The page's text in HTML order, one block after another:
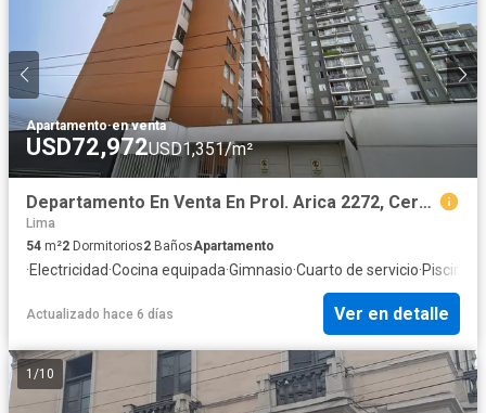
Apartamento·en venta
USD72,972USD1,351/m²
Departamento En Venta En Prol. Arica 2272, Cercado De Lima
Lima
54 m²2 Dormitorios2 BañosApartamento
·Electricidad·Cocina equipada·Gimnasio·Cuarto de servicio·Piscina
Actualizado hace 6 días Ver en detalle
1 /10